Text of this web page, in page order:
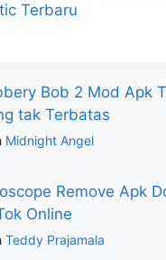
Terbaru
Bob 2 Mod Apk
tak Terbatas
Midnight Angel
Remove Apk
Online
Teddy Prajamala